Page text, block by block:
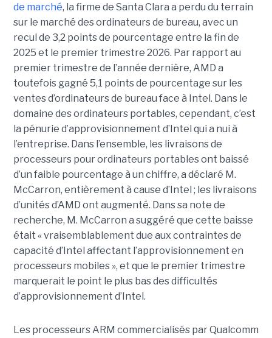
de marché, la firme de Santa Clara a perdu du terrain
sur le marché des ordinateurs de bureau, avec un
recul de 3,2 points de pourcentage entre la fin de
2025 et le premier trimestre 2026. Par rapport au
premier trimestre de l’année dernière, AMD a
toutefois gagné 5,1 points de pourcentage sur les
ventes d’ordinateurs de bureau face à Intel. Dans le
domaine des ordinateurs portables, cependant, c’est
la pénurie d’approvisionnement d’Intel qui a nui à
l’entreprise. Dans l’ensemble, les livraisons de
processeurs pour ordinateurs portables ont baissé
d’un faible pourcentage à un chiffre, a déclaré M.
McCarron, entièrement à cause d’Intel ; les livraisons
d’unités d’AMD ont augmenté. Dans sa note de
recherche, M. McCarron a suggéré que cette baisse
était « vraisemblablement due aux contraintes de
capacité d’Intel affectant l’approvisionnement en
processeurs mobiles », et que le premier trimestre
marquerait le point le plus bas des difficultés
d’approvisionnement d’Intel.
Les processeurs ARM commercialisés par Qualcomm